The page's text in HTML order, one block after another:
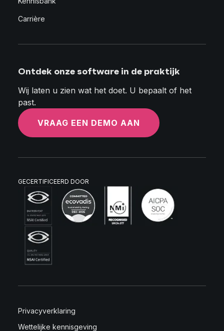
Carrière
Ontdek onze software in de praktijk
Wij laten u zien wat het doet. U bepaalt of het
past.
VRAAG EEN DEMO AAN
GECERTIFICEERD DOOR
Privacyverklaring
Wettelijke kennisgeving